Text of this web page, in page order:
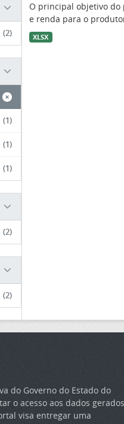
(2)
(1)
(1)
(1)
(2)
(2)
O principal objetivo do
e renda para o
XLSX
do Governo do Estado do
o acesso aos dados gerados
visa entregar uma